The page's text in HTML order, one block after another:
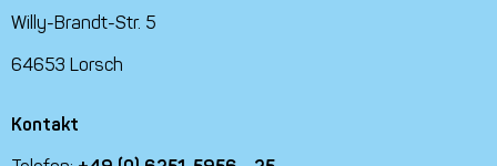
Willy-Brandt-Str. 5
64653 Lorsch
Kontakt